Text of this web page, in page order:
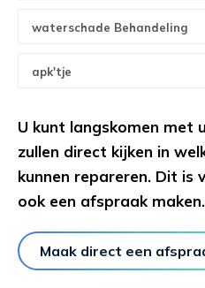
waterschade Behandeling
apk'tje
U kunt langskomen met
zullen direct kijken in
kunnen repareren. Dit is
ook een afspraak maken.
Maak direct een